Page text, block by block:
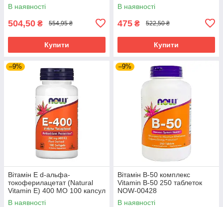
100 капсул NOW-00676
В наявності
504,50 ₴ 554,95 ₴
Купити
В наявності
475 ₴ 522,50 ₴
Купити
–9%
Вітамін Е d-альфа-
токоферилацетат (Natural
Vitamin E) 400 МО 100 капсул
NOW-00837
В наявності
–9%
Вітамін В-50 комплекс
Vitamin B-50 250 таблеток
NOW-00428
В наявності